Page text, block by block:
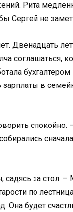
Рита
Сергей не
Двенадцать
соглашаться,
зарплаты в
садясь за стол.
по
Она будет